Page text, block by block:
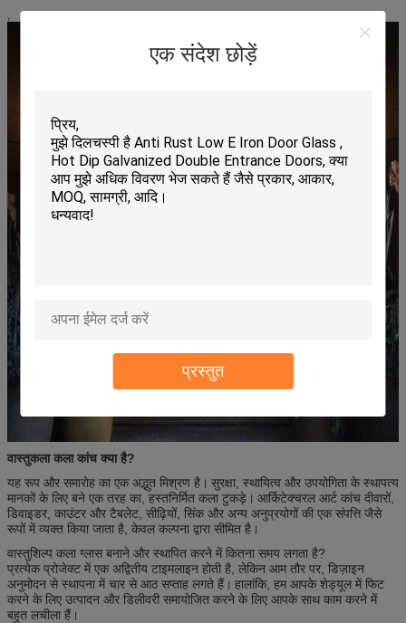
एक संदेश छोड़ें
प्रस्तुत
,
वास्तुकला कला कांच क्या है?
यह रूप और समारोह का एक अद्भुत मिश्रण है। सुरक्षा, स्थायित्व और उपयोगिता के स्थापत्य
मानकों के लिए बने एक तरह का, हस्तनिर्मित कला टुकड़े। आर्किटेक्चरल आर्ट कांच दीवारों,
डिवाइडर, काउंटर और टैबलेट, सीढ़ियों, सिंक और अन्य अनुप्रयोगों की एक संपत्ति जैसे
रूपों में व्यक्त किया जाता है, केवल कल्पना द्वारा सीमित है।
वास्तुशिल्प कला ग्लास बनाने और स्थापित करने में कितना समय लगता है?
प्रत्येक प्रोजेक्ट में एक अद्वितीय टाइमलाइन होती है, लेकिन आम तौर पर, डिज़ाइन
अनुमोदन से स्थापना में चार से आठ सप्ताह लगते हैं। हालांकि, हम आपके शेड्यूल में फिट
करने के लिए उत्पादन और डिलीवरी समायोजित करने के लिए आपके साथ काम करने में
बहुत लचीला हैं।